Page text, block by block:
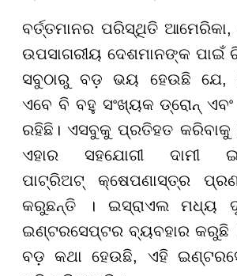
ବର୍ତ୍ତମାନର ପରିସ୍ଥିତି ଆମେରିକା,
ଉପସାଗରୀୟ ଦେଶମାନଙ୍କ ପାଇଁ
ସବୁଠାରୁ ବଡ଼ ଭୟ ହେଉଛି ଯେ,
ଏବେ ବି ବହୁ ସଂଖ୍ୟକ ଡ୍ରୋନ୍
ରହିଛି। ଏସବୁକୁ ପ୍ରତିହତ କରିବାକୁ
ଏହାର ସହଯୋଗୀ ଦାମୀ
ପାଟ୍ରିଅଟ୍ କ୍ଷେପଣାସ୍ତ୍ର
କରୁଛନ୍ତି । ଇସ୍ରାଏଲ ମଧ୍ୟ
ଇଣ୍ଟରସେପ୍ଟର ବ୍ୟବହାର କରୁଛି
ବଡ଼ କଥା ହେଉଛି, ଏହି